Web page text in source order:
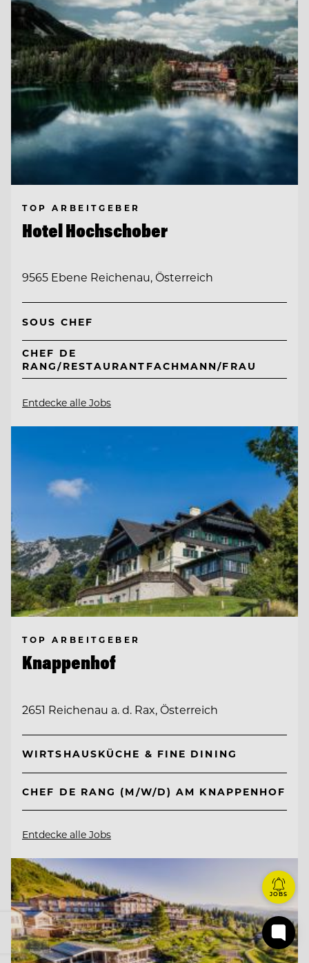
TOP ARBEITGEBER
Hotel Hochschober
9565 Ebene Reichenau, Österreich
SOUS CHEF
CHEF DE
RANG/RESTAURANTFACHMANN/FRAU
Entdecke alle Jobs
TOP ARBEITGEBER
Knappenhof
2651 Reichenau a. d. Rax, Österreich
WIRTSHAUSKÜCHE & FINE DINING
CHEF DE RANG (M/W/D) AM KNAPPENHOF
Entdecke alle Jobs
JOBS